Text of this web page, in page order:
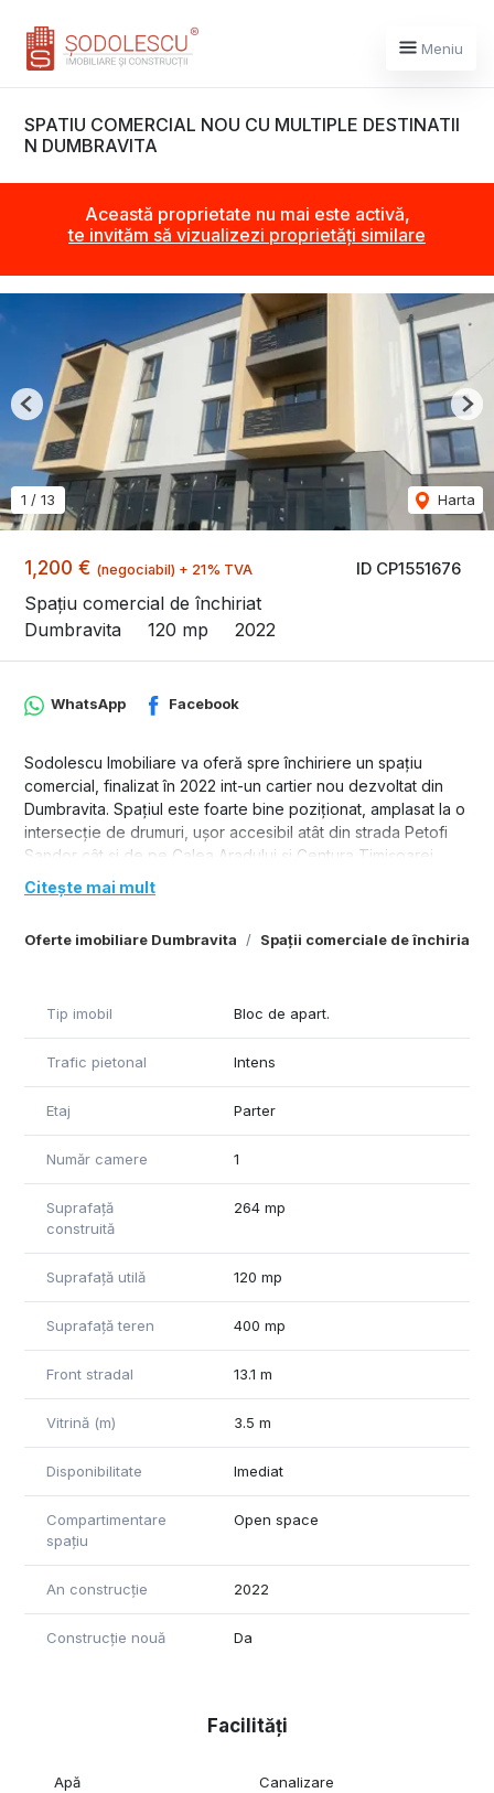
Meniu
SPATIU COMERCIAL NOU CU MULTIPLE DESTINATII
N DUMBRAVITA
Această proprietate nu mai este activă,
te invităm să vizualizezi proprietăți similare
ID CP1551676
1,200 € (negociabil) + 21% TVA
Spațiu comercial de închiriat
Dumbravita
120 mp 2022
1 / 13 Harta
Previous
Oferte imobiliare Dumbravita Spații comerciale de închiriat
WhatsApp Facebook
Sodolescu Imobiliare va oferă spre închiriere un spațiu
comercial, finalizat în 2022 int-un cartier nou dezvoltat din
Dumbravita. Spațiul este foarte bine poziționat, amplasat la o
intersecție de drumuri, ușor accesibil atât din strada Petofi
Sandor cât și de pe Calea Aradului și Centura Timișoarei,
fiind în zona Străzii Mureș cu Petre Tutea Spațiu se pretează
pentru farmacii, sediu bancar, cabinet medical, birouri, centru
mp, dar poate fi împărțit în mai multe suprafețe în funcție de
clădirii se afla și centrul comercial Profi.
Citește mai mult
Tip imobil Bloc de apart.
Trafic pietonal Intens
Etaj Parter
Număr camere 1
Suprafață
construită
264 mp
Suprafață utilă 120 mp
Suprafață teren 400 mp
Front stradal 13.1 m
Vitrină (m) 3.5 m
Disponibilitate Imediat
Compartimentare
spațiu
Open space
An construcție 2022
Construcție nouă Da
Facilități
Apă Canalizare